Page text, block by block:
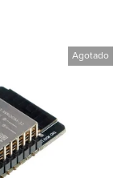
Agotado